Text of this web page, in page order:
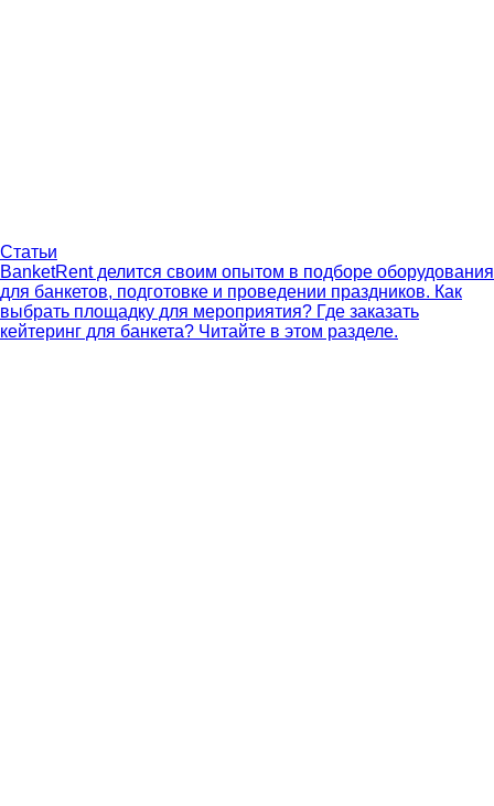
Статьи
BanketRent делится своим опытом в подборе оборудования
для банкетов, подготовке и проведении праздников. Как
выбрать площадку для мероприятия? Где заказать
кейтеринг для банкета? Читайте в этом разделе.